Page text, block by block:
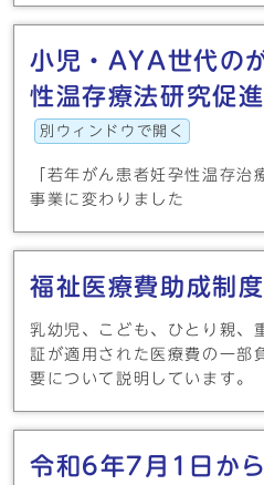
小児・AYA世代の
性温存療法研究促
別ウィンドウで開く
「若年がん患者妊孕性温存治
事業に変わりました
福祉医療費助成制
乳幼児、こども、ひとり親、
証が適用された医療費の一部
要について説明しています。
令和6年7月1日か